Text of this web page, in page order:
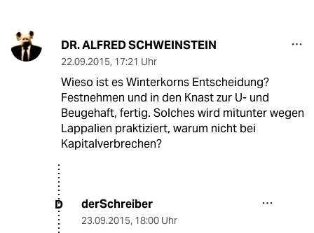
DR. ALFRED SCHWEINSTEIN
22.09.2015, 17:21 Uhr
Wieso ist es Winterkorns Entscheidung?
Festnehmen und in den Knast zur U- und
Beugehaft, fertig. Solches wird mitunter wegen
Lappalien praktiziert, warum nicht bei
Kapitalverbrechen?
D derSchreiber
23.09.2015, 18:00 Uhr